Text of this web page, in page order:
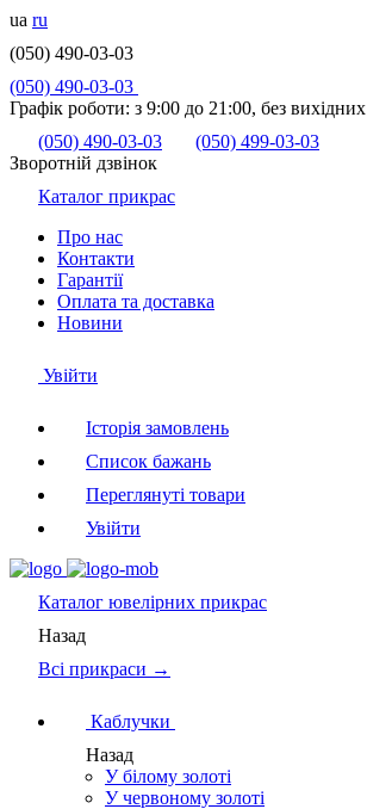
ua ru
(050) 490-03-03
(050) 490-03-03
Графік роботи: з 9:00 до 21:00, без вихідних
(050) 490-03-03
(050) 499-03-03
Зворотній дзвінок
Каталог прикрас
Про нас
Контакти
Гарантії
Оплата та доставка
Новини
Увійти
Історія замовлень
Список бажань
Переглянуті товари
Увійти
Каталог ювелірних прикрас
Назад
Всі прикраси →
Каблучки
Назад
У білому золоті
У червоному золоті